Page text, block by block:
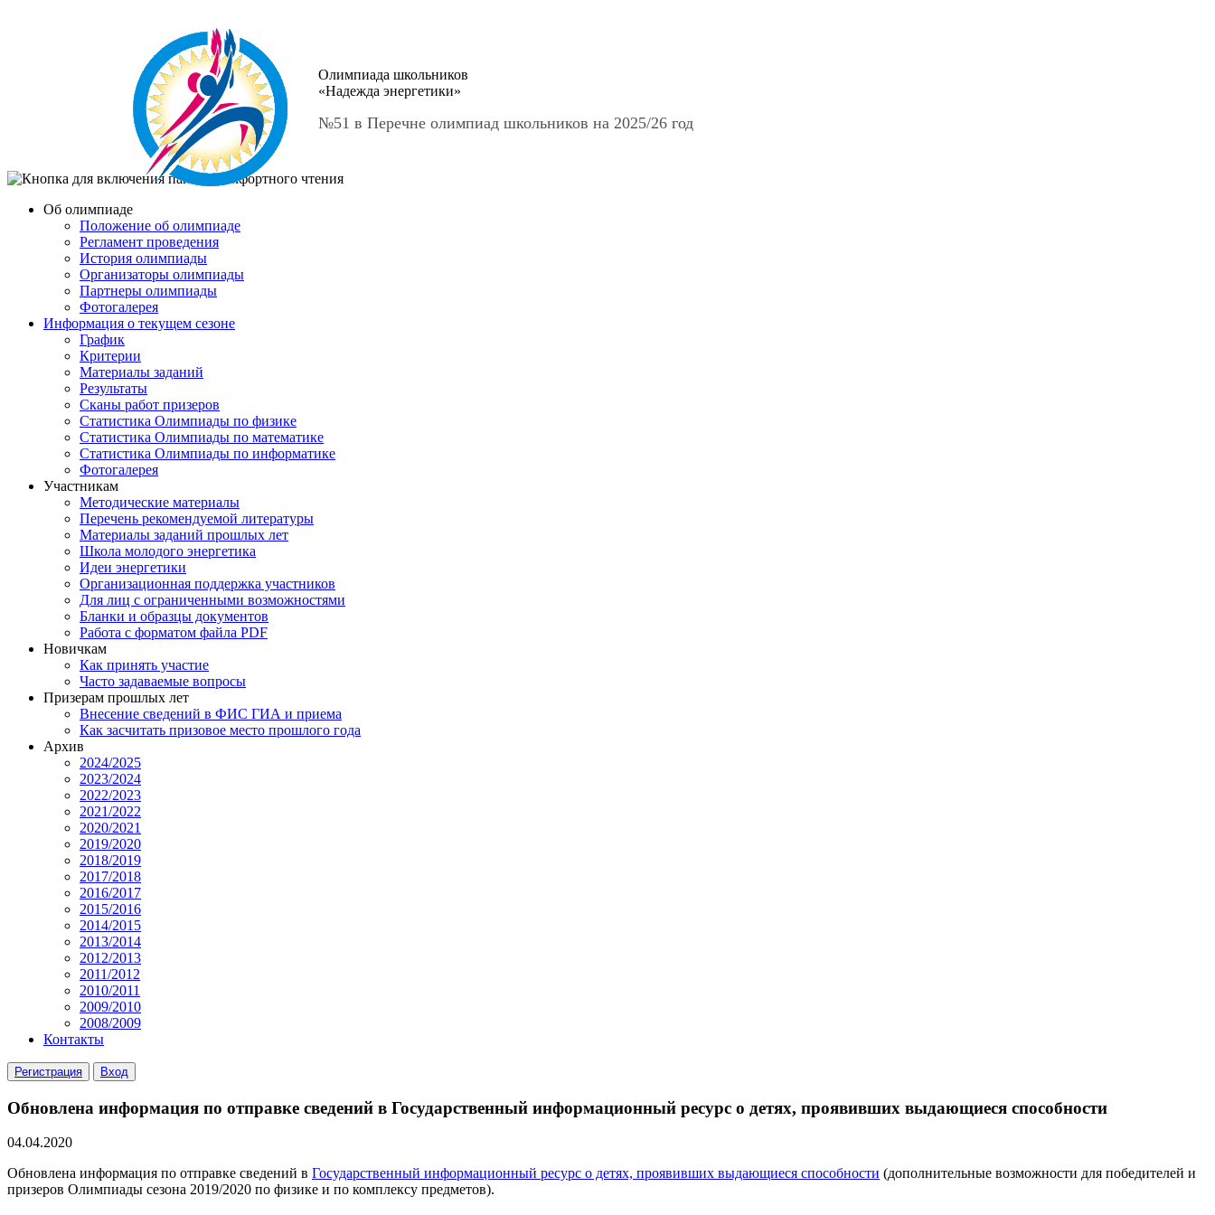
Олимпиада школьников
«Надежда энергетики»
№51 в Перечне олимпиад школьников на 2025/26 год
Об олимпиаде
Положение об олимпиаде
Регламент проведения
История олимпиады
Организаторы олимпиады
Партнеры олимпиады
Фотогалерея
Информация о текущем сезоне
График
Критерии
Материалы заданий
Результаты
Сканы работ призеров
Статистика Олимпиады по физике
Статистика Олимпиады по математике
Статистика Олимпиады по информатике
Фотогалерея
Участникам
Методические материалы
Перечень рекомендуемой литературы
Материалы заданий прошлых лет
Школа молодого энергетика
Идеи энергетики
Организационная поддержка участников
Для лиц с ограниченными возможностями
Бланки и образцы документов
Работа с форматом файла PDF
Новичкам
Как принять участие
Часто задаваемые вопросы
Призерам прошлых лет
Внесение сведений в ФИС ГИА и приема
Как засчитать призовое место прошлого года
Архив
2024/2025
2023/2024
2022/2023
2021/2022
2020/2021
2019/2020
2018/2019
2017/2018
2016/2017
2015/2016
2014/2015
2013/2014
2012/2013
2011/2012
2010/2011
2009/2010
2008/2009
Контакты
Регистрация Вход
Обновлена информация по отправке сведений в Государственный информационный ресурс о детях, проявивших выдающиеся способности
04.04.2020
Обновлена информация по отправке сведений в Государственный информационный ресурс о детях, проявивших выдающиеся способности (дополнительные возможности для победителей и
призеров Олимпиады сезона 2019/2020 по физике и по комплексу предметов).